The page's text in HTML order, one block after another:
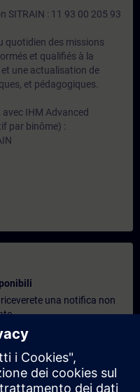
SITRAIN : 11 93 00 205 93
quotidien des missions
et qualifiés à la
une actualisation de
et pédagogiques.
IHM Advanced
par binôme) :
una notifica non